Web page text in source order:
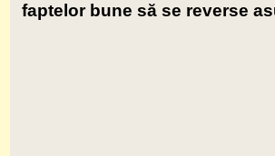
faptelor bune să se reverse